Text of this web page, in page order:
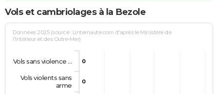
Vols et cambriolages à la Bezole
Données 2025 (source : Linternaute.com d'après le Ministère de
l'Intérieur et des Outre-Mer)
0
0
Vols sans violence …
Vols violents sans
arme